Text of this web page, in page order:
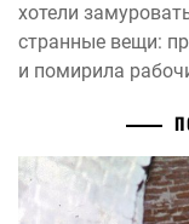
хотели
странные вещи:
и помирила